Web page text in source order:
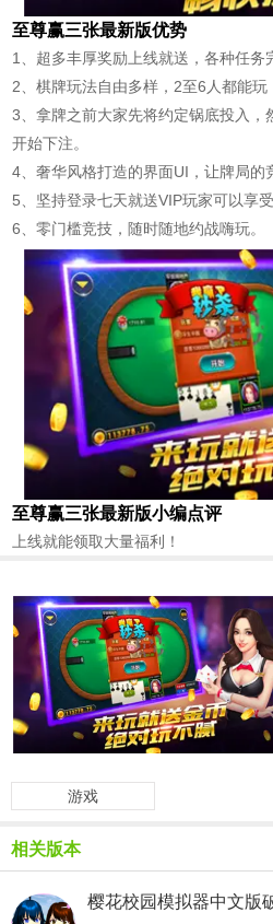
至尊赢三张最新版优势
1、超多丰厚奖励上线就送，各种任务
2、棋牌玩法自由多样，2至6人都能
3、拿牌之前大家先将约定锅底投入，
开始下注。
4、奢华风格打造的界面UI，让牌局的
5、坚持登录七天就送VIP玩家可以享
6、零门槛竞技，随时随地约战嗨玩。
至尊赢三张最新版小编点评
上线就能领取大量福利！
游戏
相关版本
樱花校园模拟器中文版